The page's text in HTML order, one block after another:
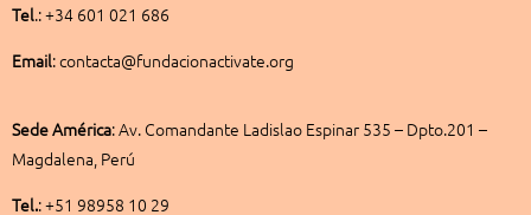
Tel.: +34 601 021 686
Email: contacta@fundacionactivate.org
Sede América:Av. Comandante Ladislao Espinar 535 – Dpto.201 –
Magdalena, Perú
Tel.: +51 98958 10 29